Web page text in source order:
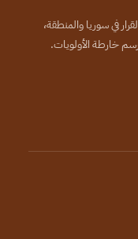
في سوريا والمنطقة،
خارطة الأولويات.